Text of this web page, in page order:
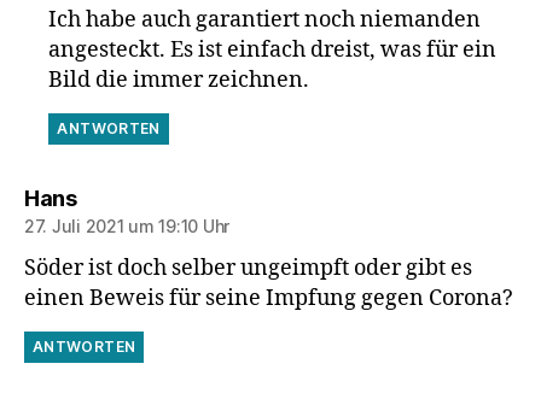
Ich habe auch garantiert noch niemanden
angesteckt. Es ist einfach dreist, was für ein
Bild die immer zeichnen.
ANTWORTEN
Hanssagt:
27. Juli 2021 um 19:10 Uhr
Söder ist doch selber ungeimpft oder gibt es
einen Beweis für seine Impfung gegen Corona?
ANTWORTEN